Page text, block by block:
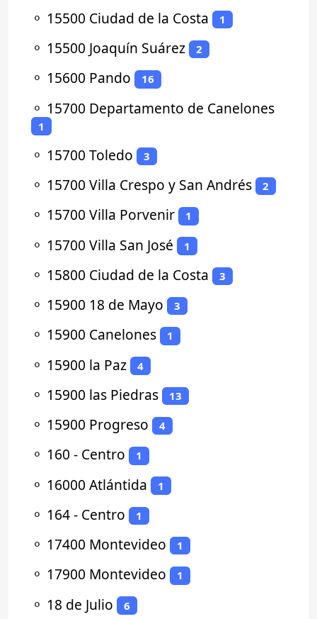
⚬ 15500 Ciudad de la Costa 1
⚬ 15500 Joaquín Suárez 2
⚬ 15600 Pando 16
⚬ 15700 Departamento de Canelones
1
⚬ 15700 Toledo 3
⚬ 15700 Villa Crespo y San Andrés 2
⚬ 15700 Villa Porvenir 1
⚬ 15700 Villa San José 1
⚬ 15800 Ciudad de la Costa 3
⚬ 15900 18 de Mayo 3
⚬ 15900 Canelones 1
⚬ 15900 la Paz 4
⚬ 15900 las Piedras 13
⚬ 15900 Progreso 4
⚬ 160 - Centro 1
⚬ 16000 Atlántida 1
⚬ 164 - Centro 1
⚬ 17400 Montevideo 1
⚬ 17900 Montevideo 1
⚬ 18 de Julio 6